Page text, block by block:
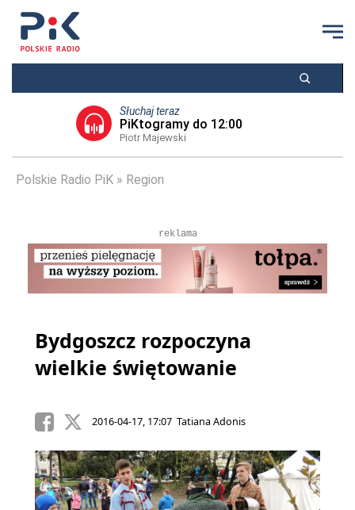
Słuchaj teraz
PiKtogramy do 12:00
Piotr Majewski
Polskie Radio PiK Region
reklama
Bydgoszcz rozpoczyna
wielkie świętowanie
2016-04-17, 17:07 Tatiana Adonis